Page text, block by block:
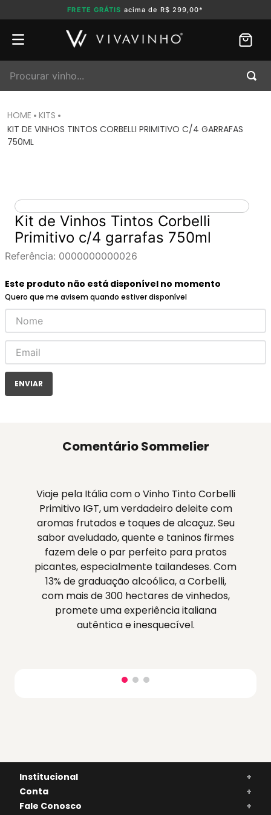
FRETE GRÁTIS acima de R$ 299,00*
KITS
KIT DE VINHOS TINTOS CORBELLI PRIMITIVO C/4 GARRAFAS
750ML
Kit de Vinhos Tintos Corbelli
Primitivo c/4 garrafas 750ml
Referência: 0000000000026
Este produto não está disponível no momento
Quero que me avisem quando estiver disponível
ENVIAR
Comentário Sommelier
Viaje pela Itália com o Vinho Tinto Corbelli
Primitivo IGT, um verdadeiro deleite com
aromas frutados e toques de alcaçuz. Seu
sabor aveludado, quente e taninos firmes
fazem dele o par perfeito para pratos
picantes, especialmente tailandeses. Com
13% de graduação alcoólica, a Corbelli,
com mais de 300 hectares de vinhedos,
promete uma experiência italiana
autêntica e inesquecível.
Institucional
+
Conta
+
Fale Conosco
+